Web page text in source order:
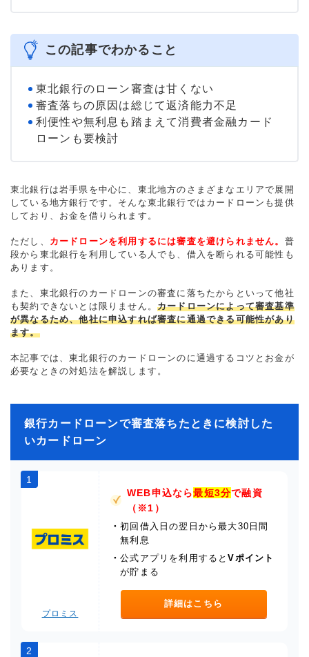
ン、FX、不動産、保険など、多くの金融領域における情報
メディアの編集・監修に携わり、実績は計2000本以上。ロ
ーン利用者へのインタビューなども多数実施し、専門知識
＞＞公式ページ
この記事でわかること
東北銀行のローン審査は甘くない
審査落ちの原因は総じて返済能力不足
利便性や無利息も踏まえて消費者金融カード
ローンも要検討
東北銀行は岩手県を中心に、東北地方のさまざまなエリアで展開
している地方銀行です。そんな東北銀行ではカードローンも提供
しており、お金を借りられます。
ただし、 カードローンを利用するには審査を避けられません。 普
段から東北銀行を利用している人でも、借入を断られる可能性も
あります。
また、東北銀行のカードローンの審査に落ちたからといって他社
も契約できないとは限りません。 カードローンによって審査基準
が異なるため、他社に申込すれば審査に通過できる可能性があり
ます。
本記事では、東北銀行のカードローンのに通過するコツとお金が
必要なときの対処法を解説します。
銀行カードローンで審査落ちたときに検討した
いカードローン
1
プロミス
WEB申込なら最短3分で融資
（※1）
・初回借入日の翌日から最大30日間
無利息
・公式アプリを利用するとVポイント
が貯まる
詳細はこちら
2